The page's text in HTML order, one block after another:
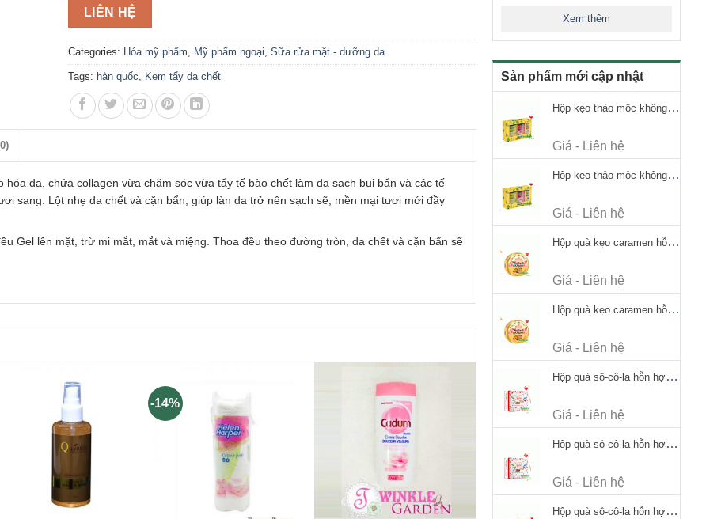
Xem thêm
Sản phẩm mới cập nhật
Hộp kẹo thảo mộc không đường Ricola Signature 112.5g
Giá - Liên hệ
Hộp kẹo thảo mộc không đường Ricola Signature 112.5g
Giá - Liên hệ
Hộp quà kẹo caramen hỗn hợp Werther's Original Caramel Candy 170g
Giá - Liên hệ
Hộp quà kẹo caramen hỗn hợp Werther's Original Caramel Candy 170g
Giá - Liên hệ
Hộp quà sô-cô-la hỗn hợp Merci Petits Chocolate Collection 125g thiếc
Giá - Liên hệ
Hộp quà sô-cô-la hỗn hợp Merci Petits Chocolate Collection 125g thiếc
Giá - Liên hệ
Hộp quà sô-cô-la hỗn hợp Merci Finest Selection 250g thiếc
LIÊN HỆ
Categories: Hóa mỹ phẩm, Mỹ phẩm ngoại, Sữa rửa mặt - dưỡng da
Tags: hàn quốc, Kem tẩy da chết
da, chứa collagen vừa chăm sóc vừa tẩy tế bào chết làm da sạch bụi bẩn và các tế
sang. Lột nhẹ da chết và cặn bẩn, giúp làn da trở nên sạch sẽ, mền mại tươi mới đầy
Gel lên mặt, trừ mi mắt, mắt và miệng. Thoa đều theo đường tròn, da chết và cặn bẩn sẽ
-14%